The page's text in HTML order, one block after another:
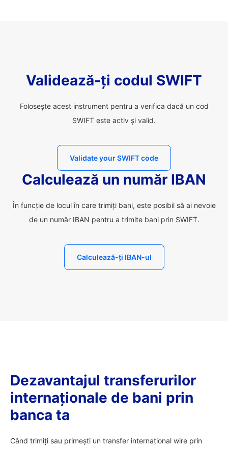
Validează-ți codul SWIFT
Folosește acest instrument pentru a verifica dacă un cod
SWIFT este activ și valid.
Validate your SWIFT code
Calculează un număr IBAN
În funcție de locul în care trimiți bani, este posibil să ai nevoie
de un număr IBAN pentru a trimite bani prin SWIFT.
Calculează-ți IBAN-ul
Dezavantajul transferurilor
internaționale de bani prin
banca ta
Când trimiți sau primești un transfer internațional wire prin